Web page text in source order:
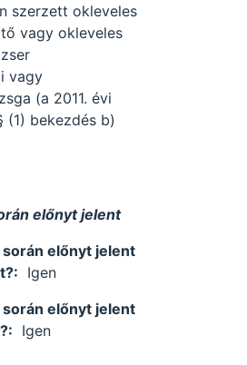
szerzett okleveles
vagy okleveles
vagy
(a 2011. évi
(1) bekezdés b)
előnyt jelent
előnyt jelent
Igen
előnyt jelent
Igen